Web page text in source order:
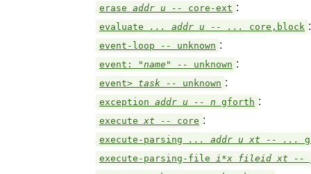
erase addr u -- core-ext :
evaluate ... addr u -- ... core,block :
event-loop -- unknown :
event: "name" -- unknown :
event> task -- unknown :
exception addr u -- n gforth :
execute xt -- core :
execute-parsing ... addr u xt -- ...
execute-parsing-file
i*x fileid xt